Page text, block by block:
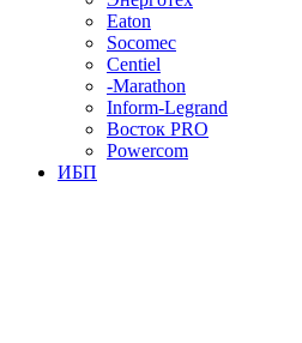
Eaton
Socomec
Centiel
-Marathon
Inform-Legrand
Восток PRO
Powercom
ИБП